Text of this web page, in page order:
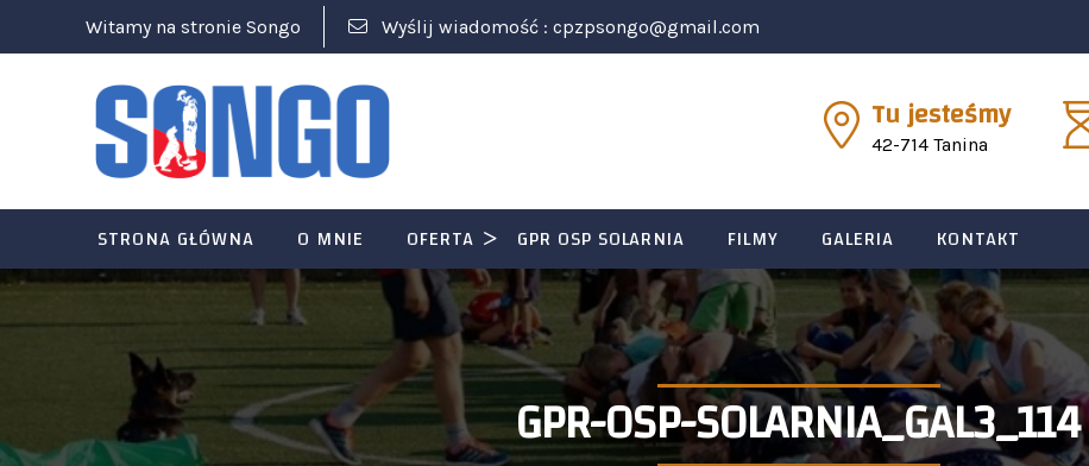
Witamy na stronie Songo Wyślij wiadomość : cpzpsongo@gmail.com
Tu jesteśmy
42-714 Tanina
STRONA GŁÓWNA O MNIE OFERTA GPR OSP SOLARNIA FILMY GALERIA KONTAKT
GPR-OSP-SOLARNIA_GAL3_114